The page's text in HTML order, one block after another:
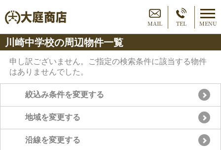
MAIL TEL MENU
川崎中学校の周辺物件一覧
申し訳ございません。ご指定の検索条件に該当する物件
はありませんでした。
絞込み条件を変更する
地域を変更する
沿線を変更する